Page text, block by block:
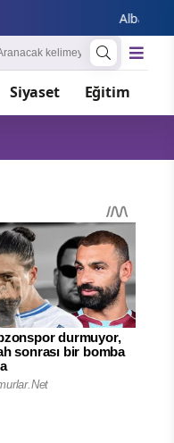
Albaraka
Siyaset Eğitim